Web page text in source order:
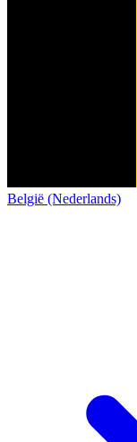
België (Nederlands)